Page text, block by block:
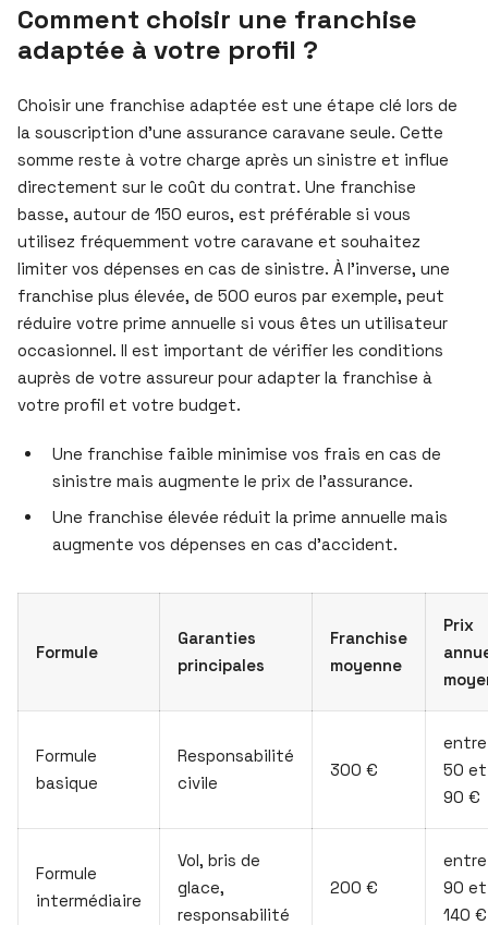
Comment choisir une franchise
adaptée à votre profil ?
Choisir une franchise adaptée est une étape clé lors de
la souscription d’une assurance caravane seule. Cette
somme reste à votre charge après un sinistre et influe
directement sur le coût du contrat. Une franchise
basse, autour de 150 euros, est préférable si vous
utilisez fréquemment votre caravane et souhaitez
limiter vos dépenses en cas de sinistre. À l’inverse, une
franchise plus élevée, de 500 euros par exemple, peut
réduire votre prime annuelle si vous êtes un utilisateur
occasionnel. Il est important de vérifier les conditions
auprès de votre assureur pour adapter la franchise à
votre profil et votre budget.
Une franchise faible minimise vos frais en cas de
sinistre mais augmente le prix de l’assurance.
Une franchise élevée réduit la prime annuelle mais
augmente vos dépenses en cas d’accident.
Formule
Garanties
principales
Franchise
moyenne
Prix
Formule
basique
Responsabilité
civile
300 €
entre
50 et
90 €
Formule
intermédiaire
Vol, bris de
glace,
responsabilité
200 €
entre
90 et
140 €